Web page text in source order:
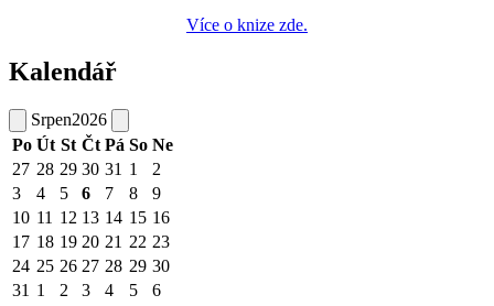
Více o knize zde.
Kalendář
Srpen2026
Po Út St Čt Pá So Ne
27 28 29 30 31 1
2
3
4 5 6 7 8
9
10 11 12 13 14 15 16
17 18 19 20 21 22 23
24 25 26 27 28 29 30
31 1 2 3 4 5 6